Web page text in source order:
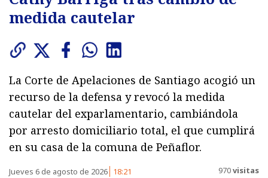
medida cautelar
La Corte de Apelaciones de Santiago acogió un
recurso de la defensa y revocó la medida
cautelar del exparlamentario, cambiándola
por arresto domiciliario total, el que cumplirá
en su casa de la comuna de Peñaflor.
Jueves 6 de agosto de 2026 18:21 970visitas